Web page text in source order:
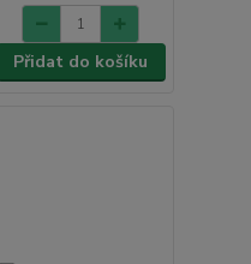
Přidat do košíku